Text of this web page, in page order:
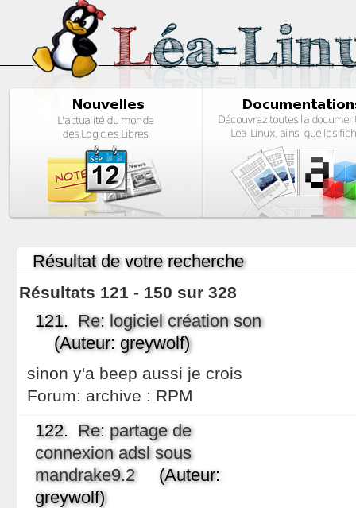
Résultat de votre recherche
Résultats 121 - 150 sur 328
121. Re: logiciel création son
(Auteur: greywolf)
sinon y'a beep aussi je crois
Forum: archive : RPM
122. Re: partage de
connexion adsl sous
mandrake9.2(Auteur:
greywolf)